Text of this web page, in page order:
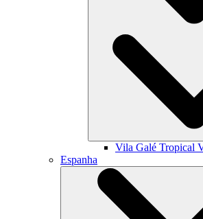
Vila Galé Tropical
Espanha